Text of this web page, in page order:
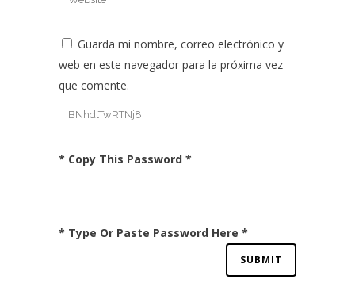
Guarda mi nombre, correo electrónico y
web en este navegador para la próxima vez
que comente.
* Copy This Password *
* Type Or Paste Password Here *